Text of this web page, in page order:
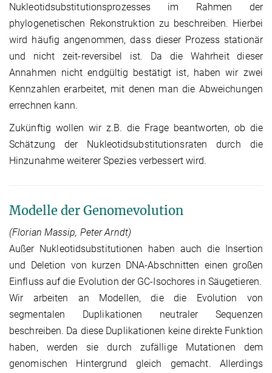
Nukleotidsubstitutionsprozesses im Rahmen der
phylogenetischen Rekonstruktion zu beschreiben. Hierbei
wird häufig angenommen, dass dieser Prozess stationär
und nicht zeit-reversibel ist. Da die Wahrheit dieser
Annahmen nicht endgültig bestätigt ist, haben wir zwei
Kennzahlen erarbeitet, mit denen man die Abweichungen
errechnen kann.
Zukünftig wollen wir z.B. die Frage beantworten, ob die
Schätzung der Nukleotidsubstitutionsraten durch die
Hinzunahme weiterer Spezies verbessert wird.
Modelle der Genomevolution
(Florian Massip, Peter Arndt)
Außer Nukleotidsubstitutionen haben auch die Insertion
und Deletion von kurzen DNA-Abschnitten einen großen
Einfluss auf die Evolution der GC-Isochores in Säugetieren.
Wir arbeiten an Modellen, die die Evolution von
segmentalen Duplikationen neutraler Sequenzen
beschreiben. Da diese Duplikationen keine direkte Funktion
haben, werden sie durch zufällige Mutationen dem
genomischen Hintergrund gleich gemacht. Allerdings